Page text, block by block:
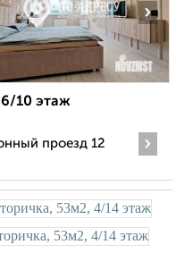
›
6/10 этаж
проезд 12
›